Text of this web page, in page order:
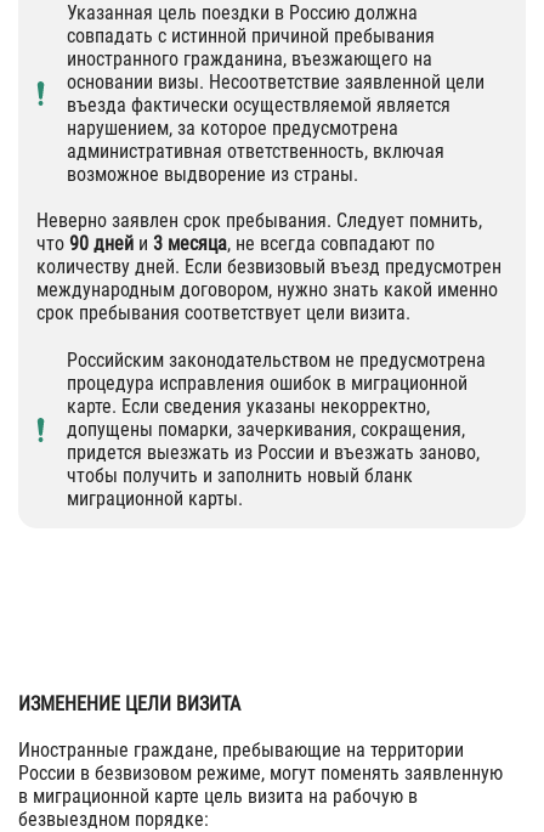
Указанная цель поездки в Россию должна
совпадать с истинной причиной пребывания
иностранного гражданина, въезжающего на
основании визы. Несоответствие заявленной цели
въезда фактически осуществляемой является
нарушением, за которое предусмотрена
административная ответственность, включая
возможное выдворение из страны.
Неверно заявлен срок пребывания. Следует помнить,
что 90 дней и 3 месяца, не всегда совпадают по
количеству дней. Если безвизовый въезд предусмотрен
международным договором, нужно знать какой именно
срок пребывания соответствует цели визита.
Российским законодательством не предусмотрена
процедура исправления ошибок в миграционной
карте. Если сведения указаны некорректно,
допущены помарки, зачеркивания, сокращения,
придется выезжать из России и въезжать заново,
чтобы получить и заполнить новый бланк
миграционной карты.
ИЗМЕНЕНИЕ ЦЕЛИ ВИЗИТА
Иностранные граждане, пребывающие на территории
России в безвизовом режиме, могут поменять заявленную
в миграционной карте цель визита на рабочую в
безвыездном порядке: